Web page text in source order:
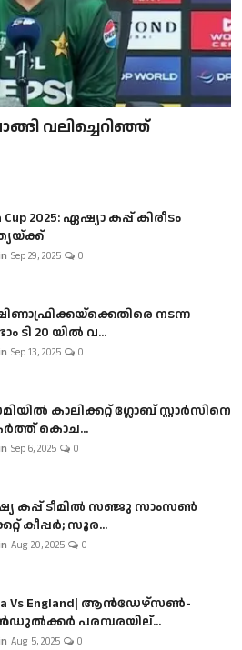
വലിച്ചെറിഞ്ഞ്
Cup 2025: ഏഷ്യാ കപ്പ് കിരീടം
Sep 29, 2025 0
നടന്ന
ടി 20 യിൽ വ...
Sep 13, 2025 0
കാലിക്കറ്റ് ഗ്ലോബ് സ്റ്റാർസിനെ
കൊച...
Sep 6, 2025 0
കപ്പ് ടീമിൽ സഞ്ജു സാംസൺ
കീപ്പർ; സൂര...
Aug 20, 2025 0
Vs England| ആൻഡേഴ്സൺ-
പരമ്പരയില്...
Aug 5, 2025 0